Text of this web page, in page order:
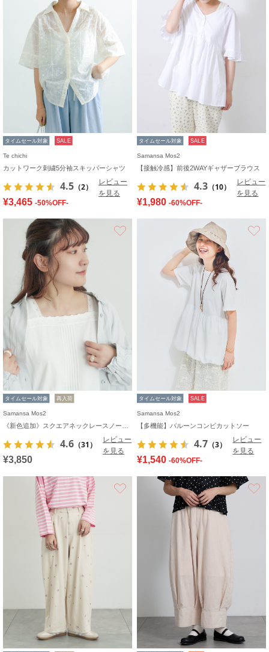
タイムセール対象 SALE
Te chichi
カットワーク刺繍5分袖スキッパーシャツ
4.5 （2）
レビュー
を見る
¥3,465 -50%OFF-
タイムセール対象 SALE
Samansa Mos2
【接触冷感】前後2WAYギャザーブラウス
4.3 （10）
レビュー
を見る
¥1,980 -60%OFF-
タイムセール対象 再入荷
Samansa Mos2
4.6 （31）
レビュー
を見る
¥3,850
タイムセール対象 SALE
Samansa Mos2
【多機能】バルーンコンビカットソー
4.7 （3）
レビュー
を見る
¥1,540 -60%OFF-
お気に入り